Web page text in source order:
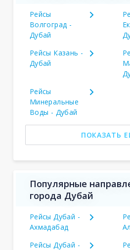
Рейсы
Волгоград -
Дубай
Рейсы Казань -
Дубай
Рейсы
Минеральные
Воды - Дубай
ПОКАЗАТЬ
Популярные
города Дубай
Рейсы Дубай -
Ахмадабад
Рейсы Дубай -